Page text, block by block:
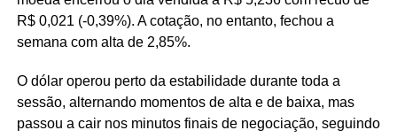
R$ 0,021 (-0,39%). A cotação, no entanto, fechou a
semana com alta de 2,85%.
O dólar operou perto da estabilidade durante toda a
sessão, alternando momentos de alta e de baixa, mas
passou a cair nos minutos finais de negociação, seguindo